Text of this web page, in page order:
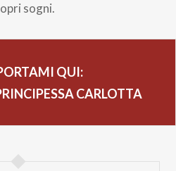
sogni.
QUI:
CARLOTTA